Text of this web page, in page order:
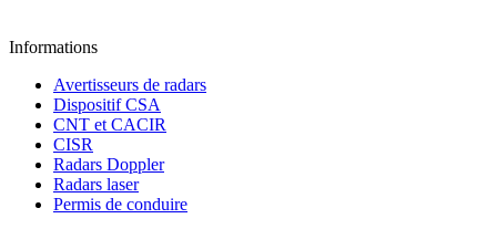
Informations
Avertisseurs de radars
Dispositif CSA
CNT et CACIR
CISR
Radars Doppler
Radars laser
Permis de conduire